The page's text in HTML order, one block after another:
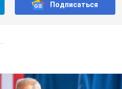
Подписаться